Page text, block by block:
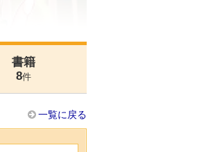
書籍
8件
一覧に戻る